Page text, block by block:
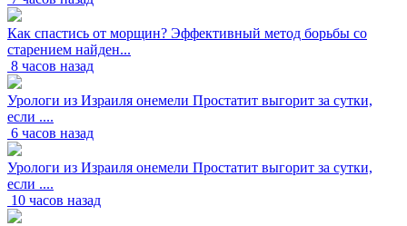
Как спастись от морщин? Эффективный метод борьбы со
старением найден...
8 часов назад
Урологи из Израиля онемели Простатит выгорит за сутки,
если ....
6 часов назад
Урологи из Израиля онемели Простатит выгорит за сутки,
если ....
10 часов назад